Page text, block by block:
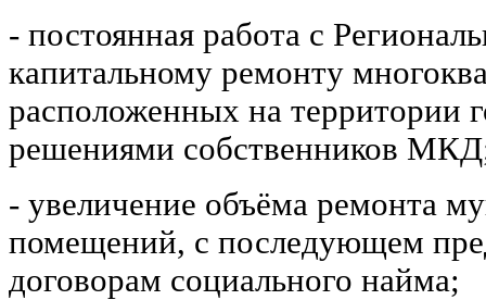
- постоянная работа с
капитальному ремонту
расположенных на территории
решениями собственников
- увеличение объёма ремонта
помещений, с последующем
договорам социального найма;